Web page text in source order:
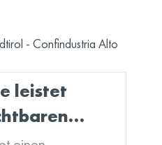
- Confindustria Alto